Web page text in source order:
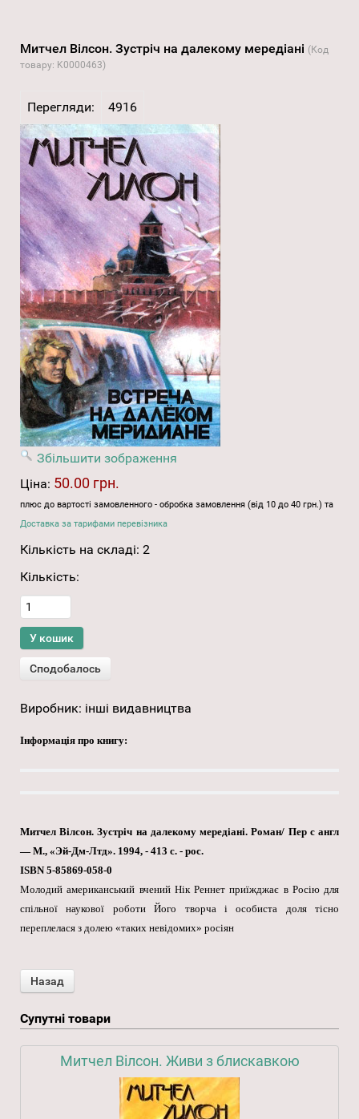
Митчел Вілсон. Зустріч на далекому мередіані (Код
товару: K0000463)
Перегляди: 4916
Збільшити зображення
Ціна: 50.00 грн.
плюс до вартості замовленного - обробка замовлення (від 10 до 40 грн.) та
Доставка за тарифами перевізника
Кількість на складі: 2
Кількість:
Виробник: інші видавництва
Інформація про книгу:
Митчел Вілсон. Зустріч на далекому мередіані. Роман/ Пер с англ
— М., «Эй-Дм-Лтд». 1994, - 413 с. - рос.
ISBN 5-85869-058-0
Молодий американський вчений Нік Реннет приїжджає в Росію для
спільної наукової роботи Його творча і особиста доля тісно
переплелася з долею «таких невідомих» росіян
Супутні товари
Митчел Вілсон. Живи з блискавкою